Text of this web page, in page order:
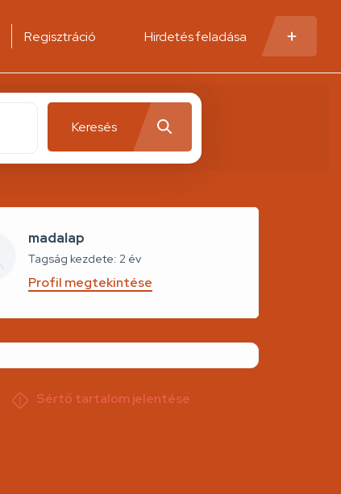
Regisztráció Hirdetés feladása
Keresés
madalap
Tagság kezdete: 2 év
Profil megtekintése
Sértő tartalom jelentése